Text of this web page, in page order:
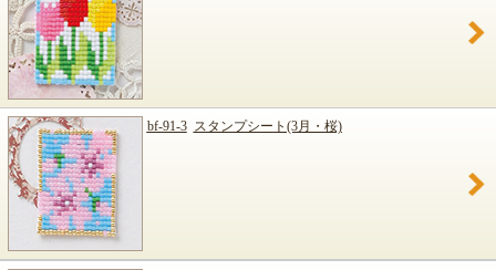
bf-91-3 スタンプシート(3月・桜)